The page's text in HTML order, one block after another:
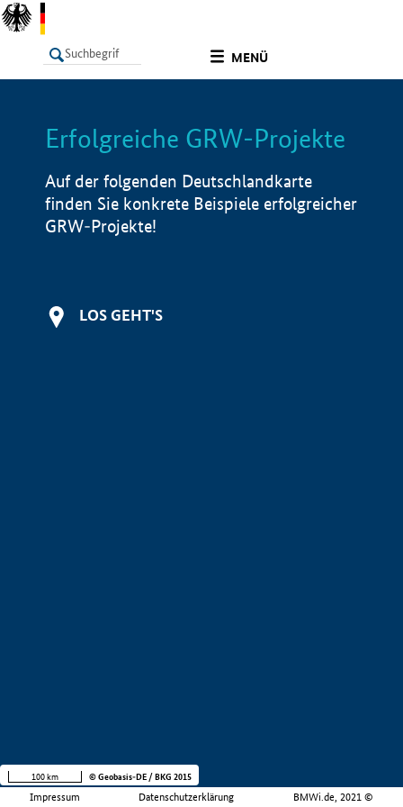
MENÜ
LISTE Info
Erfolgreiche GRW-Projekte
Auf der folgenden Deutschlandkarte
finden Sie konkrete Beispiele erfolgreicher
GRW-Projekte!
LOS GEHT'S
Impressum Datenschutzerklärung BMWi.de, 2021 ©
100 km © Geobasis-DE / BKG 2015